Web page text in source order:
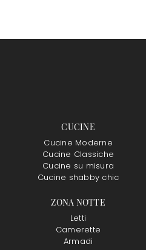
CUCINE
Cucine Moderne
Cucine Classiche
Cucine su misura
Cucine shabby chic
ZONA NOTTE
Letti
Camerette
Armadi